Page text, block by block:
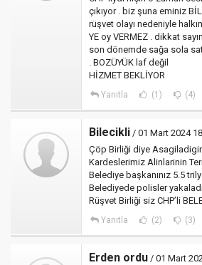
çıkıyor . biz şuna eminiz
rüşvet olayı nedeniyle
YE oy VERMEZ . dikkat
son dönemde sağa sola
. BOZÜYÜK laf değil
HİZMET BEKLİYOR
Yanıtla (1) (4)
Bilecikli / 01 Mart 2024
Çöp Birliği diye
Kardeslerimiz Alinlarinin
Belediye başkanınız 5.5
Belediyede polisler
Rüşvet Birliği siz CHP’li
Yanıtla (2) (3)
Erden ordu / 01 Mart